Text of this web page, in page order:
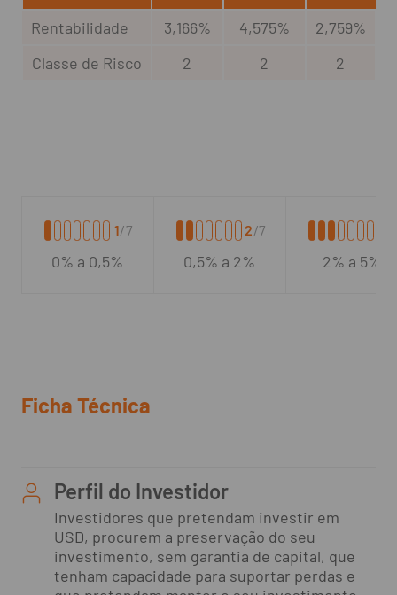
Rentabilidade 3,166% 4,575%
2,759%
Classe de Risco
2 2 2
1/7
0% a 0,5%
2/7
0,5% a 2% 2% a 5%
Ficha Técnica
Perfil do Investidor
Investidores que pretendam investir em
USD, procurem a preservação do seu
investimento, sem garantia de capital, que
tenham capacidade para suportar perdas e